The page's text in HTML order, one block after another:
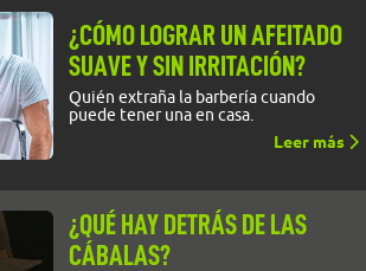
¿CÓMO LOGRAR UN AFEITADO
SUAVE Y SIN IRRITACIÓN?
Quién extraña la barbería cuando
puede tener una en casa.
Leer más
¿QUÉ HAY DETRÁS DE LAS
CÁBALAS?